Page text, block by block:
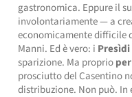
gastronomica. Eppure il
involontariamente — a
economicamente difficile
Manni. Ed è vero: i Presìdi
sparizione. Ma proprio
prosciutto del Casentino
distribuzione. Non può. In